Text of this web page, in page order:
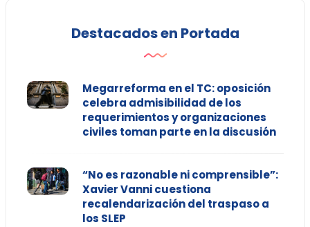
Destacados en Portada
Megarreforma en el TC: oposición
celebra admisibilidad de los
requerimientos y organizaciones
civiles toman parte en la discusión
“No es razonable ni comprensible”:
Xavier Vanni cuestiona
recalendarización del traspaso a
los SLEP